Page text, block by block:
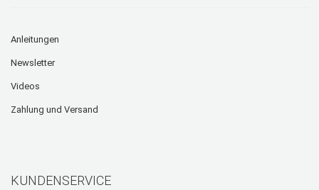
Anleitungen
Newsletter
Videos
Zahlung und Versand
KUNDENSERVICE